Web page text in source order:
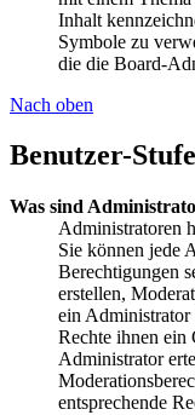
Inhalt
Symbole zu
die die Board-
Nach oben
Benutzer-
Was sind
Administratoren
Sie können jede
Berechtigungen
erstellen,
ein Administrator
Rechte ihnen ein
Administrator
entsprechende